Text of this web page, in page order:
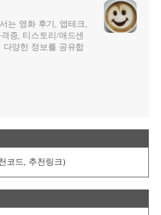
는 영화 후기, 앱테크,
증, 티스토리/애드센
다양한 정보를 공유합
코드, 추천링크)